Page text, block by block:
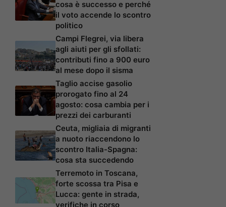
cosa è successo e perché
il voto accende lo scontro
politico
Campi Flegrei, via libera
agli aiuti per gli sfollati:
contributi fino a 900 euro
al mese dopo il sisma
Taglio accise gasolio
prorogato fino al 24
agosto: cosa cambia per i
prezzi dei carburanti
Ceuta, migliaia di migranti
a nuoto riaccendono lo
scontro Italia-Spagna:
cosa sta succedendo
Terremoto in Toscana,
forte scossa tra Pisa e
Lucca: gente in strada,
verifiche in corso